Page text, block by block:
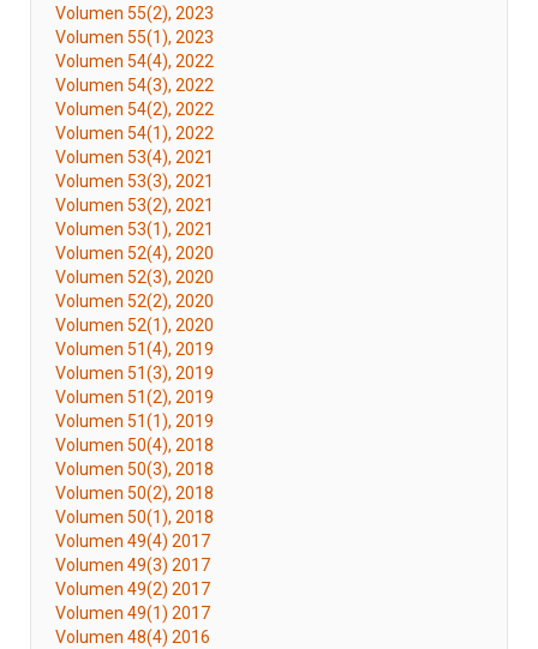
Volumen 55(2), 2023
Volumen 55(1), 2023
Volumen 54(4), 2022
Volumen 54(3), 2022
Volumen 54(2), 2022
Volumen 54(1), 2022
Volumen 53(4), 2021
Volumen 53(3), 2021
Volumen 53(2), 2021
Volumen 53(1), 2021
Volumen 52(4), 2020
Volumen 52(3), 2020
Volumen 52(2), 2020
Volumen 52(1), 2020
Volumen 51(4), 2019
Volumen 51(3), 2019
Volumen 51(2), 2019
Volumen 51(1), 2019
Volumen 50(4), 2018
Volumen 50(3), 2018
Volumen 50(2), 2018
Volumen 50(1), 2018
Volumen 49(4) 2017
Volumen 49(3) 2017
Volumen 49(2) 2017
Volumen 49(1) 2017
Volumen 48(4) 2016